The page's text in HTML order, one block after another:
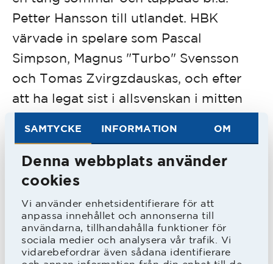
SAMTYCKE INFORMATION OM
Denna webbplats använder
cookies
Vi använder enhetsidentifierare för att
anpassa innehållet och annonserna till
användarna, tillhandahålla funktioner för
sociala medier och analysera vår trafik. Vi
vidarebefordrar även sådana identifierare
Petter Hansson till utlandet. HBK
värvade in spelare som Pascal
Simpson, Magnus "Turbo" Svensson
och Tomas Zvirgzdauskas, och efter
att ha legat sist i allsvenskan i mitten
Året därpå hittade han anfallsspelaren
Igor Sypniewski. Polacken var i dålig
form men Thern lyckades få fart på
honom och Sypniewski blev en stor
profil framför allt under våren och